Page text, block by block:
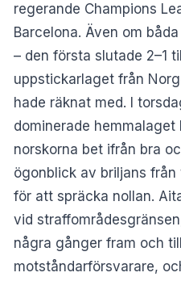
regerande Champions
Barcelona. Även om
– den första slutade 2–1
uppstickarlaget från
hade räknat med. I
dominerade hemmalaget
norskorna bet ifrån bra
ögonblick av briljans
för att spräcka nollan.
vid
några gånger fram och
motståndarförsvarare,